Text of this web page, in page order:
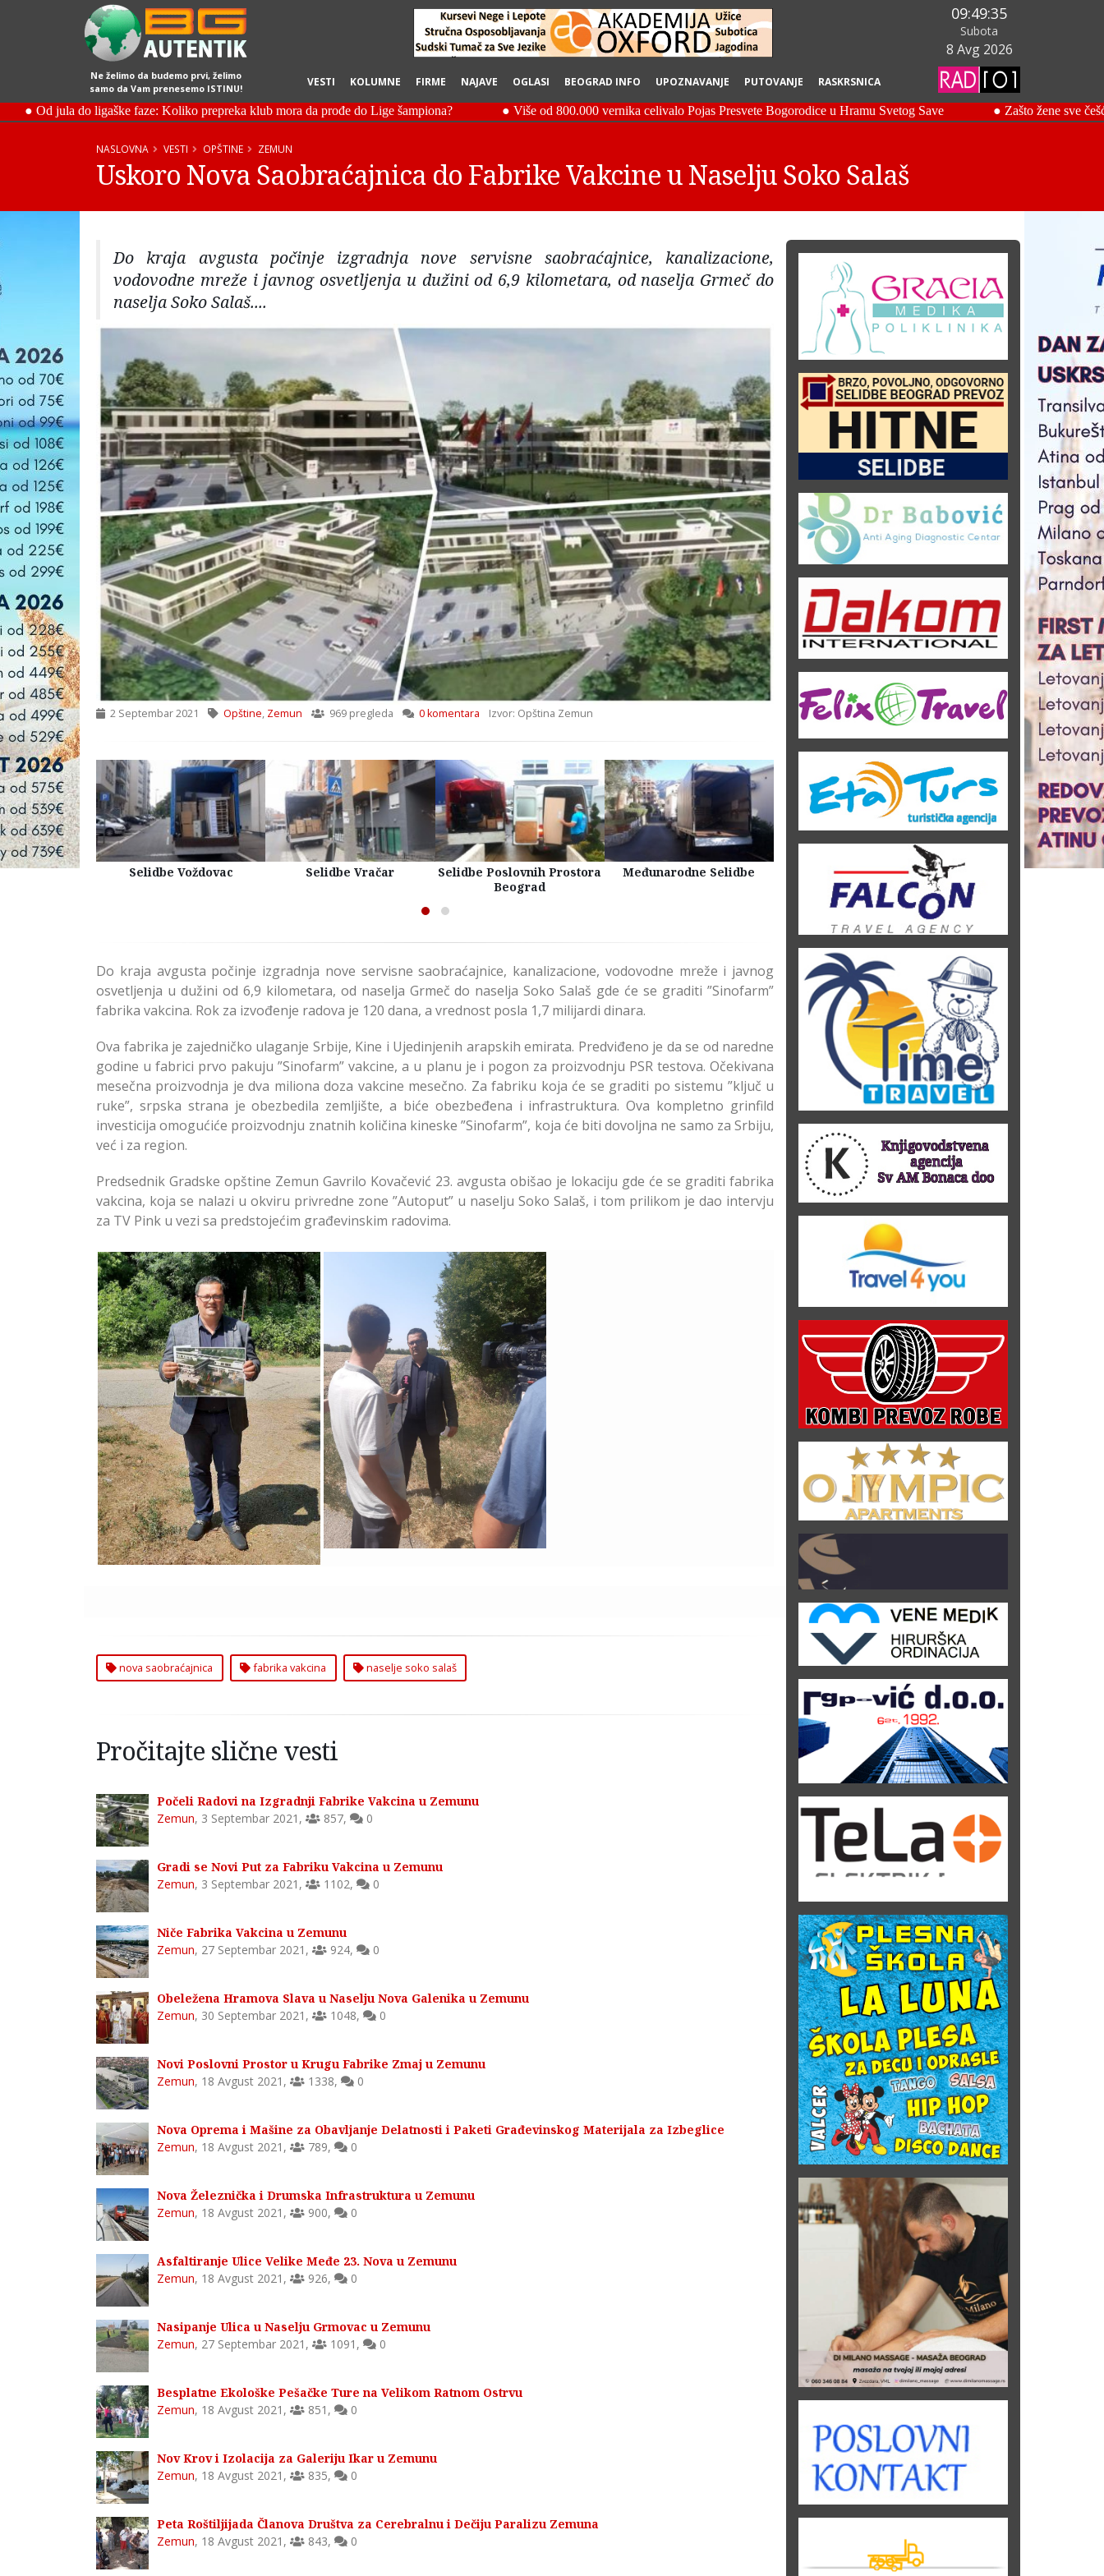
Ne želimo da budemo prvi, želimo
samo da Vam prenesemo ISTINU!
VESTI KOLUMNE FIRME NAJAVE OGLASI BEOGRAD INFO UPOZNAVANJE PUTOVANJE RASKRSNICA
09:49:36
Subota
8 Avg 2026
NASLOVNA VESTI OPŠTINE ZEMUN
Uskoro Nova Saobraćajnica do Fabrike Vakcine u Naselju Soko Salaš
Do kraja avgusta počinje izgradnja nove servisne saobraćajnice, kanalizacione,
vodovodne mreže i javnog osvetljenja u dužini od 6,9 kilometara, od naselja Grmeč do
naselja Soko Salaš....
2 Septembar 2021 Opštine, Zemun 969 pregleda 0 komentara Izvor: Opština Zemun
Beograd Selidbe Voždovac Selidbe Vračar
Selidbe Poslovnih Prostora
Beograd
Međunarodne Selidbe Selidbe Firme Beograd
Skladištenje Stvari
Magacin Lagerovanje
Do kraja avgusta počinje izgradnja nove servisne saobraćajnice, kanalizacione, vodovodne mreže i javnog
osvetljenja u dužini od 6,9 kilometara, od naselja Grmeč do naselja Soko Salaš gde će se graditi ”Sinofarm”
fabrika vakcina. Rok za izvođenje radova je 120 dana, a vrednost posla 1,7 milijardi dinara.
Ova fabrika je zajedničko ulaganje Srbije, Kine i Ujedinjenih arapskih emirata. Predviđeno je da se od naredne
godine u fabrici prvo pakuju ”Sinofarm” vakcine, a u planu je i pogon za proizvodnju PSR testova. Očekivana
mesečna proizvodnja je dva miliona doza vakcine mesečno. Za fabriku koja će se graditi po sistemu ”ključ u
ruke”, srpska strana je obezbedila zemljište, a biće obezbeđena i infrastruktura. Ova kompletno grinfild
investicija omogućiće proizvodnju znatnih količina kineske ”Sinofarm”, koja će biti dovoljna ne samo za Srbiju,
već i za region.
Predsednik Gradske opštine Zemun Gavrilo Kovačević 23. avgusta obišao je lokaciju gde će se graditi fabrika
vakcina, koja se nalazi u okviru privredne zone ”Autoput” u naselju Soko Salaš, i tom prilikom je dao intervju
za TV Pink u vezi sa predstojećim građevinskim radovima.
Uskoro Nova Saobraćajnica
do Fabrike Vakcine u Naselju
Soko Salaš
Nova Saobraćajnica do
Fabrike Vakcine u Naselju
Soko Salaš
nova saobraćajnica fabrika vakcina naselje soko salaš
Pročitajte slične vesti
Počeli Radovi na Izgradnji Fabrike Vakcina u Zemunu
Zemun, 3 Septembar 2021 , 857, 0
Gradi se Novi Put za Fabriku Vakcina u Zemunu
Zemun, 3 Septembar 2021 , 1102, 0
Niče Fabrika Vakcina u Zemunu
Zemun, 27 Septembar 2021 , 924, 0
Obeležena Hramova Slava u Naselju Nova Galenika u Zemunu
Zemun, 30 Septembar 2021 , 1048, 0
Novi Poslovni Prostor u Krugu Fabrike Zmaj u Zemunu
Zemun, 18 Avgust 2021 , 1338, 0
Nova Oprema i Mašine za Obavljanje Delatnosti i Paketi Građevinskog Materijala za Izbeglice
Zemun, 18 Avgust 2021 , 789, 0
Nova Železnička i Drumska Infrastruktura u Zemunu
Zemun, 18 Avgust 2021 , 900, 0
Asfaltiranje Ulice Velike Međe 23. Nova u Zemunu
Zemun, 18 Avgust 2021 , 926, 0
Nasipanje Ulica u Naselju Grmovac u Zemunu
Zemun, 27 Septembar 2021 , 1091 , 0
Besplatne Ekološke Pešačke Ture na Velikom Ratnom Ostrvu
Zemun, 18 Avgust 2021 , 851 , 0
Nov Krov i Izolacija za Galeriju Ikar u Zemunu
Zemun, 18 Avgust 2021 , 835, 0
Peta Roštiljijada Članova Društva za Cerebralnu i Dečiju Paralizu Zemuna
Zemun, 18 Avgust 2021 , 843, 0